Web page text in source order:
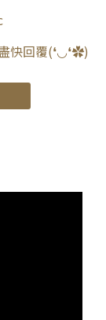
快回覆(❛◡❛✿)